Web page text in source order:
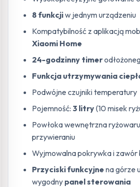
8 funkcjiw jednym urządzeniu
Kompatybilność z aplikacją
Xiaomi Home
24-godzinny timer
Funkcja utrzymywania
Podwójne czujniki temperatury
Pojemność: 3 litry(10 misek
Powłoka wewnętrzna
przywieraniu
Wyjmowalna pokrywka i
Przyciski funkcyjne na górze
wygodny panel sterowania